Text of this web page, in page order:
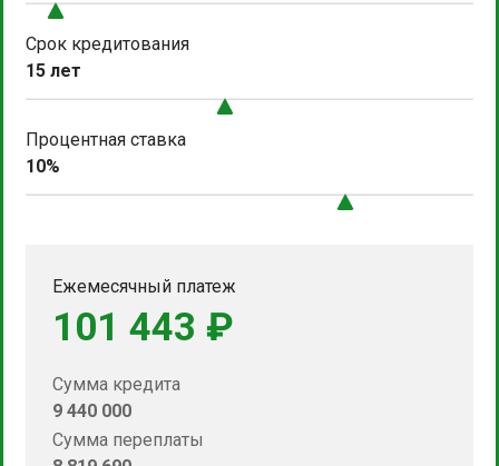
Срок кредитования
15 лет
Процентная ставка
10%
Ежемесячный платеж
101 443 ₽
Сумма кредита
9 440 000
Сумма переплаты